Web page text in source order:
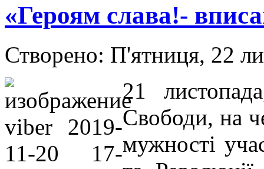
«Героям слава!-
Створено: П'ятниця, 22
21
Свободи, на
мужності